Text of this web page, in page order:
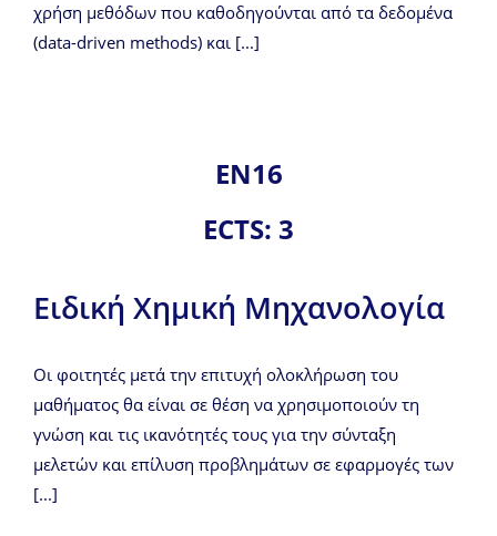
χρήση μεθόδων που καθοδηγούνται από τα δεδομένα
(data-driven methods) και [...]
ΕΝ16
ECTS: 3
Ειδική Χημική Μηχανολογία
Οι φοιτητές μετά την επιτυχή ολοκλήρωση του
μαθήματος θα είναι σε θέση να χρησιμοποιούν τη
γνώση και τις ικανότητές τους για την σύνταξη
μελετών και επίλυση προβλημάτων σε εφαρμογές των
[...]